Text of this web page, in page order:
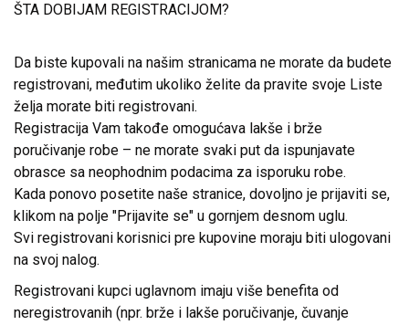
ŠTA DOBIJAM REGISTRACIJOM?
Da biste kupovali na našim stranicama ne morate da budete
registrovani, međutim ukoliko želite da pravite svoje Liste
želja morate biti registrovani.
Registracija Vam takođe omogućava lakše i brže
poručivanje robe – ne morate svaki put da ispunjavate
obrasce sa neophodnim podacima za isporuku robe.
Kada ponovo posetite naše stranice, dovoljno je prijaviti se,
klikom na polje "Prijavite se" u gornjem desnom uglu.
Svi registrovani korisnici pre kupovine moraju biti ulogovani
na svoj nalog.
Registrovani kupci uglavnom imaju više benefita od
neregistrovanih (npr. brže i lakše poručivanje, čuvanje